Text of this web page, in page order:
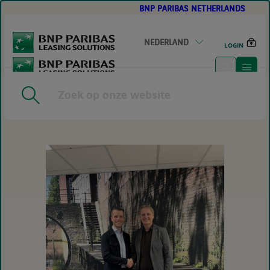
CONTENT
BNP PARIBAS NETHERLANDS
NEDERLAND LOGIN
HOME
SOLUTIONS EN STOPEL VERZEKERINGEN SLAAN DE